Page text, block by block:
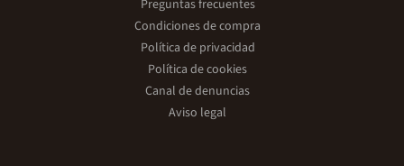
Preguntas frecuentes
Condiciones de compra
Política de privacidad
Política de cookies
Canal de denuncias
Aviso legal